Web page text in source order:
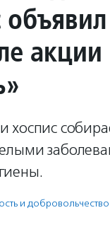
объявил
хоспис
и доброволь­чест­во